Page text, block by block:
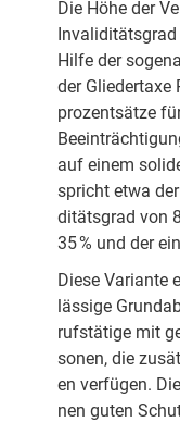
Die Hö­he der
Hil­fe der
der
pro­zent­sät­ze
auf ei­nem
spricht et­wa
di­täts­grad von
35 % und der
Die­se Va­ri­an­te
läs­si­ge
rufs­tä­tige mit
so­nen, die
en ver­fü­gen.
nen gu­ten